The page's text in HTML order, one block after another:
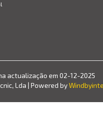
actualização em 02-12-2025
Lda | Powered by